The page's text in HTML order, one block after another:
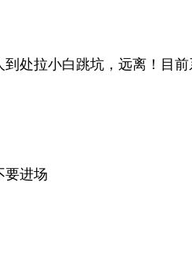
处拉小白跳坑，远离！目
要进场